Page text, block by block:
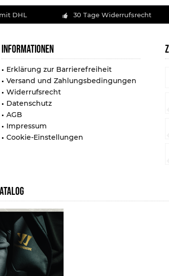
DHL 30 Tage Widerrufsrecht
INFORMATIONEN
Erklärung zur Barrierefreiheit
Versand und Zahlungsbedingungen
Widerrufsrecht
Datenschutz
AGB
Impressum
Cookie-Einstellungen